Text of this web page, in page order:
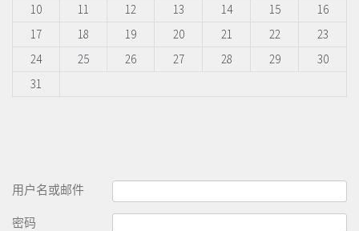
10
11 12 13 14 15
16
17
18 19 20 21 22
23
24
25 26 27 28 29
30
31
用户名或邮件
密码